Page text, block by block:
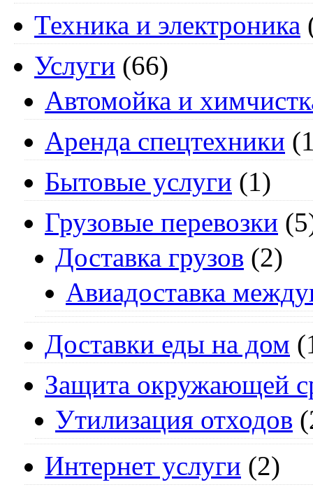
Техника и электроника
Услуги (66)
Автомойка и
Аренда спецтехники
Бытовые услуги (1)
Грузовые перевозки
Доставка грузов (2)
Авиадоставка
Доставки еды на дом
Защита окружающей
Утилизация отходов
Интернет услуги (2)